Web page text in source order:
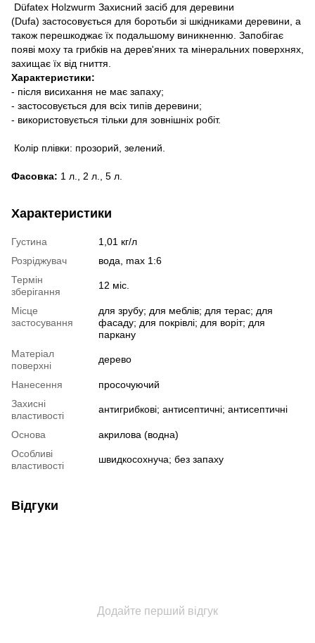
Düfatex Holzwurm Захисний засіб для деревини
(Dufa) застосовується для боротьби зі шкідниками деревини, а
також перешкоджає їх подальшому виникненню. Запобігає
появі моху та грибків на дерев'яних та мінеральних поверхнях,
захищає їх від гниття.
Характеристики:
- після висихання не має запаху;
- застосовується для всіх типів деревини;
- використовується тільки для зовнішніх робіт.
Колір плівки: прозорий, зелений.
Фасовка: 1 л., 2 л., 5 л.
Характеристики
Густина
1,01 кг/л
Розріджувач
вода, max 1:6
Термін
зберігання
12 міс.
Місце
застосування
для зрубу; для меблів; для терас; для
фасаду; для покрівлі; для воріт; для
паркану
Матеріал
поверхні
дерево
Нанесення
просочуючий
Захисні
властивості
антигрибкові; антисептичні; антисептичні
Основа
акрилова (водна)
Особливі
властивості
швидкосохнуча; без запаху
Відгуки
Додайте перший відгук